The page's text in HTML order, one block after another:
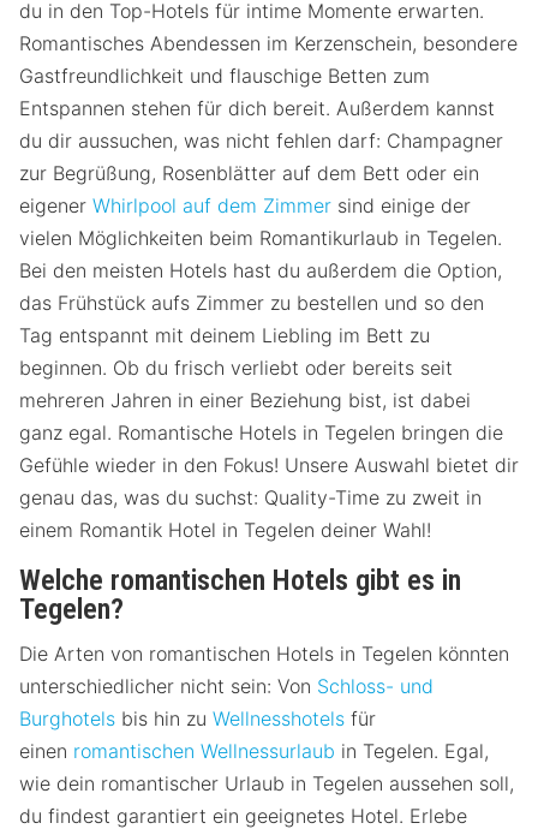
du in den Top-Hotels für intime Momente erwarten.
Romantisches Abendessen im Kerzenschein, besondere
Gastfreundlichkeit und flauschige Betten zum
Entspannen stehen für dich bereit. Außerdem kannst
du dir aussuchen, was nicht fehlen darf: Champagner
zur Begrüßung, Rosenblätter auf dem Bett oder ein
eigener Whirlpool auf dem Zimmer sind einige der
vielen Möglichkeiten beim Romantikurlaub in Tegelen.
Bei den meisten Hotels hast du außerdem die Option,
das Frühstück aufs Zimmer zu bestellen und so den
Tag entspannt mit deinem Liebling im Bett zu
beginnen. Ob du frisch verliebt oder bereits seit
mehreren Jahren in einer Beziehung bist, ist dabei
ganz egal. Romantische Hotels in Tegelen bringen die
Gefühle wieder in den Fokus! Unsere Auswahl bietet dir
genau das, was du suchst: Quality-Time zu zweit in
einem Romantik Hotel in Tegelen deiner Wahl!
Welche romantischen Hotels gibt es in
Tegelen?
Die Arten von romantischen Hotels in Tegelen könnten
unterschiedlicher nicht sein: Von Schloss- und
Burghotels bis hin zu Wellnesshotels für
einen romantischen Wellnessurlaub in Tegelen. Egal,
wie dein romantischer Urlaub in Tegelen aussehen soll,
du findest garantiert ein geeignetes Hotel. Erlebe